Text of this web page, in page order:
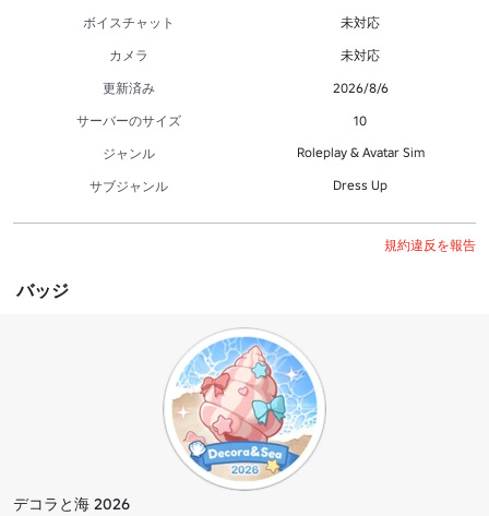
ボイスチャット
未対応
カメラ
未対応
更新済み
2026/8/6
サーバーのサイズ
10
ジャンル
Roleplay & Avatar Sim
サブジャンル Dress Up
規約違反を報告
バッジ
デコラと海 2026